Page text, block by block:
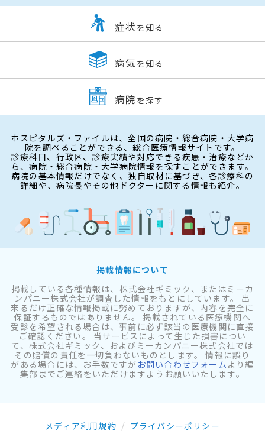
症状 を知る
病気 を知る
病院 を探す
ホスピタルズ・ファイルは、全国の病院・総合病院・大学病
院を調べることができる、総合医療情報サイトです。
診療科目、行政区、診療実績や対応できる疾患・治療などか
ら、病院・総合病院・大学病院情報を探すことができます。
病院の基本情報だけでなく、独自取材に基づき、各診療科の
詳細や、病院長やその他ドクターに関する情報も紹介。
掲載情報について
掲載している各種情報は、株式会社ギミック、またはミーカ
ンパニー株式会社が調査した情報をもとにしています。 出
来るだけ正確な情報掲載に努めておりますが、内容を完全に
保証するものではありません。 掲載されている医療機関へ
受診を希望される場合は、事前に必ず該当の医療機関に直接
ご確認ください。 当サービスによって生じた損害につい
て、株式会社ギミック、およびミーカンパニー株式会社では
その賠償の責任を一切負わないものとします。 情報に誤り
がある場合には、お手数ですが お問い合わせフォーム より編
集部までご連絡をいただけますようお願いいたします。
メディア利用規約 プライバシーポリシー